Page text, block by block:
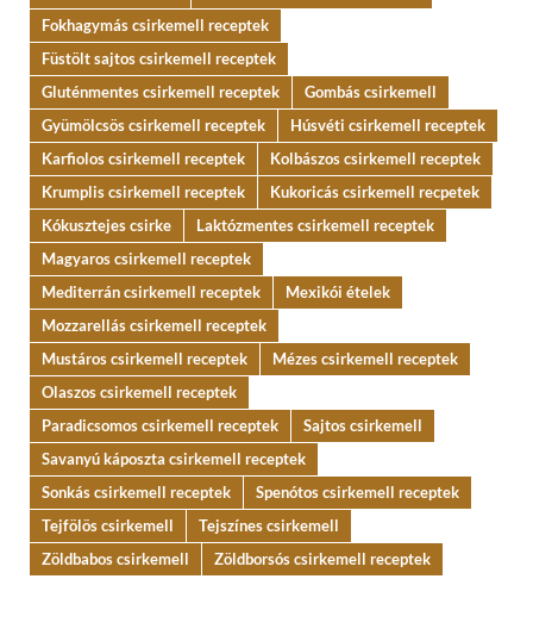
Fokhagymás csirkemell receptek
Füstölt sajtos csirkemell receptek
Gluténmentes csirkemell receptek
Gombás csirkemell
Gyümölcsös csirkemell receptek
Húsvéti csirkemell receptek
Karfiolos csirkemell receptek
Kolbászos csirkemell receptek
Krumplis csirkemell receptek
Kukoricás csirkemell recpetek
Kókusztejes csirke
Laktózmentes csirkemell receptek
Magyaros csirkemell receptek
Mediterrán csirkemell receptek
Mexikói ételek
Mozzarellás csirkemell receptek
Mustáros csirkemell receptek
Mézes csirkemell receptek
Olaszos csirkemell receptek
Paradicsomos csirkemell receptek
Sajtos csirkemell
Savanyú káposzta csirkemell receptek
Sonkás csirkemell receptek
Spenótos csirkemell receptek
Tejfölös csirkemell
Tejszínes csirkemell
Zöldbabos csirkemell
Zöldborsós csirkemell receptek